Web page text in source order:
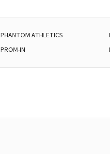
PHANTOM ATHLETICS
PROM-IN